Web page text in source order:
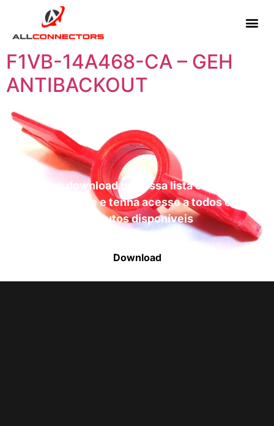
F1VB-14A468-CA – GEH
ANTIBACKOUT
Faça o download da nossa lista completa
de estoque e tenha acesso a todos os
produtos disponíveis
Download